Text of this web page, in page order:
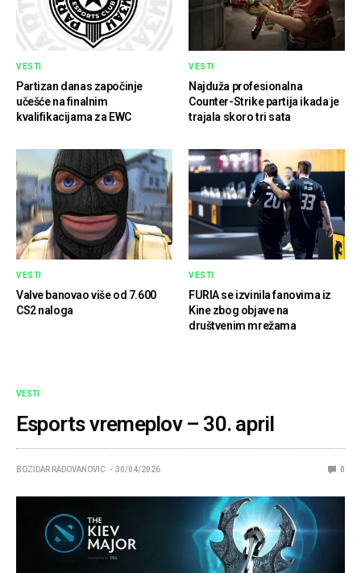
VESTI
Partizan danas započinje
učešće na finalnim
kvalifikacijama za EWC
VESTI
Najduža profesionalna
Counter-Strike partija ikada je
trajala skoro tri sata
VESTI
Valve banovao više od 7.600
CS2 naloga
VESTI
FURIA se izvinila fanovima iz
Kine zbog objave na
društvenim mrežama
VESTI
Esports vremeplov – 30. april
BOZIDAR RADOVANOVIC 30/04/2026 0